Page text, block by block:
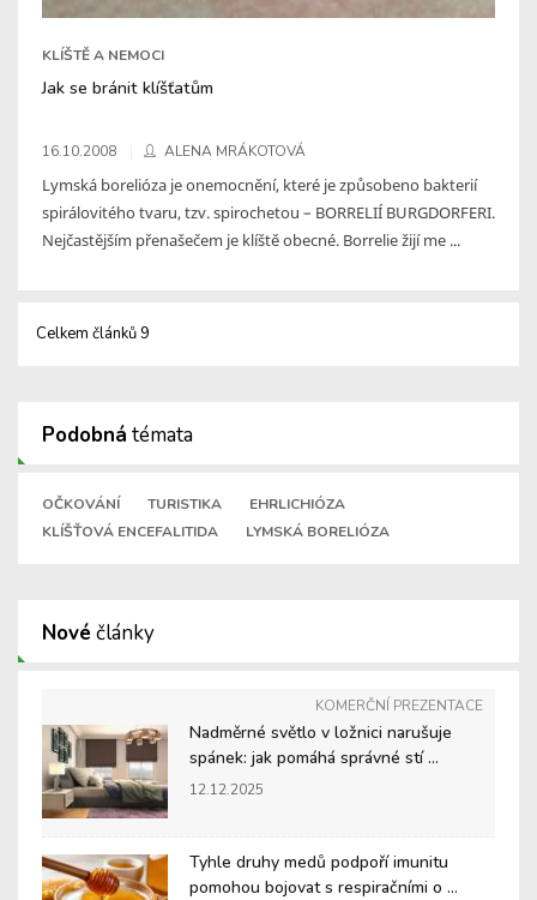
KLÍŠTĚ A NEMOCI
Jak se bránit klíšťatům
16.10.2008 ALENA MRÁKOTOVÁ
Lymská borelióza je onemocnění, které je způsobeno bakterií
spirálovitého tvaru, tzv. spirochetou – BORRELIÍ BURGDORFERI.
Nejčastějším přenašečem je klíště obecné. Borrelie žijí me ...
Celkem článků 9
Podobná témata
OČKOVÁNÍ TURISTIKA
EHRLICHIÓZA
KLÍŠŤOVÁ ENCEFALITIDA
LYMSKÁ BORELIÓZA
Nové články
KOMERČNÍ PREZENTACE
Nadměrné světlo v ložnici narušuje
spánek: jak pomáhá správné stí ...
12.12.2025
Tyhle druhy medů podpoří imunitu
pomohou bojovat s respiračními o ...